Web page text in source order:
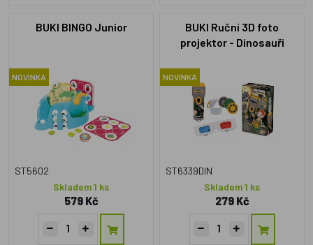
BUKI BINGO Junior
NOVINKA
ST5602
Skladem 1 ks
579 Kč
BUKI Ruční 3D foto
projektor - Dinosauři
NOVINKA
ST6339DIN
Skladem 1 ks
279 Kč